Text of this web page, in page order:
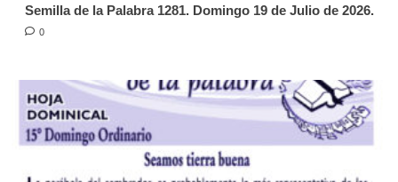
Semilla de la Palabra 1281. Domingo 19 de Julio de 2026.
0